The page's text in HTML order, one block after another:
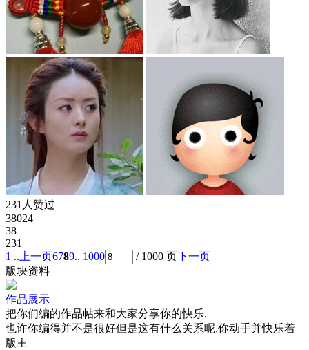
231人赞过
38024
38
231
1 .. 上一页6789.. 1000 / 1000 页下一页
版块资料
作品展示
把你们编的作品帖来和大家分享你的快乐.
也许你编得并不是很好但是这有什么关系呢,你动手并快乐着
版主